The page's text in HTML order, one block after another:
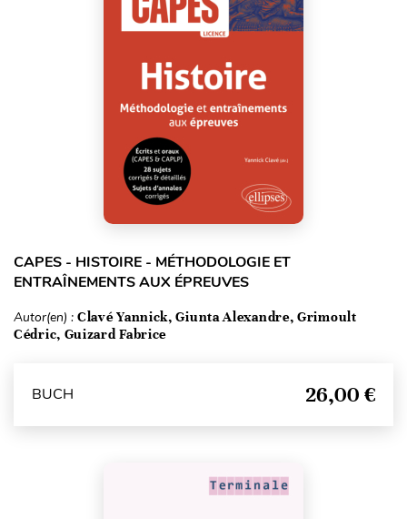
CAPES - HISTOIRE - MÉTHODOLOGIE ET
ENTRAÎNEMENTS AUX ÉPREUVES
Autor(en) : Clavé Yannick, Giunta Alexandre, Grimoult
Cédric, Guizard Fabrice
BUCH 26,00 €